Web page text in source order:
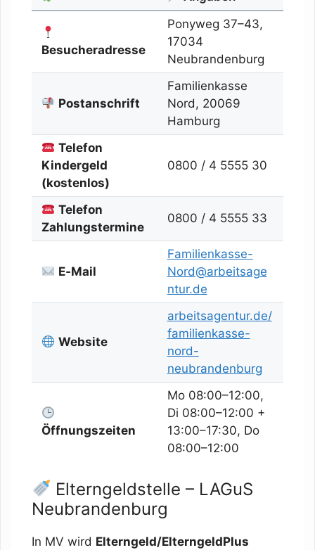
Besucheradresse
Ponyweg 37–43,
17034
Neubrandenburg
Postanschrift
Familienkasse
Nord, 20069
Hamburg
Telefon
Kindergeld
(kostenlos)
0800 / 4 5555 30
Telefon
Zahlungstermine
0800 / 4 5555 33
E‑Mail
Familienkasse-
Nord@arbeitsage
ntur.de
Website
arbeitsagentur.de/
familienkasse-
nord-
neubrandenburg
Öffnungszeiten
Mo 08:00–12:00,
Di 08:00–12:00 +
13:00–17:30, Do
08:00–12:00
Elterngeldstelle – LAGuS
Neubrandenburg
In MV wird Elterngeld/ElterngeldPlus